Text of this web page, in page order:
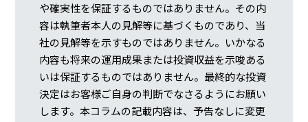
や確実性を保証するものではありません。その内
容は執筆者本人の見解等に基づくものであり、当
社の見解等を示すものではありません。いかなる
内容も将来の運用成果または投資収益を示唆ある
いは保証するものではありません。最終的な投資
決定はお客様ご自身の判断でなさるようにお願い
します。本コラムの記載内容は、予告なしに変更